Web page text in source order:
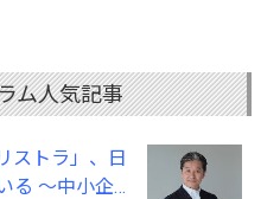
ム人気記事
ストラ」、日
る ～中小企